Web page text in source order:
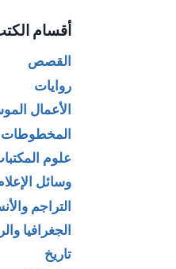
أقسام الكتب
القصص
روايات
الأعمال
المخطوطات
علوم
وسائل
التراجم
الجغرافيا
تاريخ